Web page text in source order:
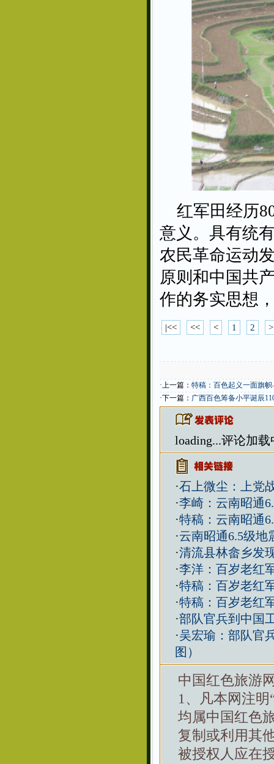
红军田经历
意义。具有统
农民革命运动
原则和中国共
作的务实思想
|<< << < 1 2 >
·上一篇： 特稿：百色起义一面旗
·下一篇： 广西百色筹备小平诞辰
loading...评论加载
·石上微尘：上党
·李崎：云南昭通
·特稿：云南昭通
·云南昭通6.5级地
·清流县林畲乡发
·李洋：百岁老红
·特稿：百岁老红
·特稿：百岁老红
·部队官兵到中国
·吴宏瑜：部队官
图）
中国红色旅游
1、凡本网注
均属中国红色
复制或利用其
被授权人应在